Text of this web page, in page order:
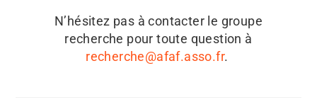
N’hésitez pas à contacter le groupe
recherche pour toute question à
recherche@afaf.asso.fr.